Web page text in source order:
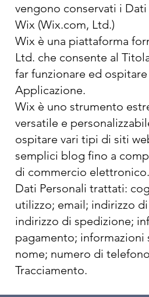
vengono conservati i Dati
Wix (Wix.com, Ltd.)
Wix è una piattaforma
Ltd. che consente al
far funzionare ed
Applicazione.
Wix è uno strumento
versatile e
ospitare vari tipi di siti
semplici blog fino a
di commercio elettronico.
Dati Personali trattati:
utilizzo; email; indirizzo
indirizzo di spedizione;
pagamento; informazioni
nome; numero di
Tracciamento.